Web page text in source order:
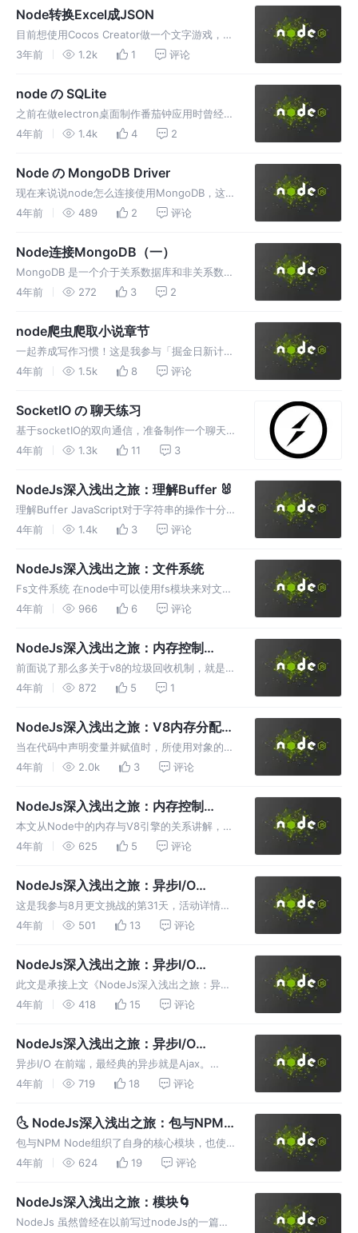
《JWTの求生指南》
Node转换Excel成JSON
目前想使用Cocos Creator做一个文字游戏，类
似于我的人生重开模拟器。数据通过node-xlsx
3年前 1.2k 1 评论
node の SQLite
之前在做electron桌面制作番茄钟应用时曾经想
过用数据库存储数据，一开始打算mongodb，
SQLite了
4年前 1.4k 4 2
Node の MongoDB Driver
现在来说说node怎么连接使用MongoDB，这
里主要讲Node.js MongoDB Driver库的使用，
4年前 489 2 评论
Node连接MongoDB（一）
MongoDB 是一个介于关系数据库和非关系数据
库之间的产品，是非关系数据库当中功能最丰
4年前 272 3 2
node爬虫爬取小说章节
一起养成写作习惯！这是我参与「掘金日新计划
· 4 月更文挑战」的第6天，点击查看活动详
用node写写爬虫吧
4年前 1.5k 8 评论
SocketIO の 聊天练习
基于socketIO的双向通信，准备制作一个聊天
界面。聊天界面的大体样式参考于微信界面，后
4年前 1.3k 11 3
NodeJs深入浅出之旅：理解Buffer 🐰
理解Buffer JavaScript对于字符串的操作十分
友好 Buffer是一个像Array的对象，主要用于操
4年前 1.4k 3 评论
NodeJs深入浅出之旅：文件系统
Fs文件系统 在node中可以使用fs模块来对文件
进行读写等操作。其实有关于fs文件系统模块最
4年前 966 6 评论
NodeJs深入浅出之旅：内存控制
（下）🐯
前面说了那么多关于v8的垃圾回收机制，就是
说明开发者需要让垃圾回收机更加高效的使用，
的方式进行I/O操作
4年前 872 5 1
NodeJs深入浅出之旅：V8内存分配
🧙‍♂️
当在代码中声明变量并赋值时，所使用对象的内
存就分配在堆中。如果已申请的堆空闲内存不够
小超过V8的限制
4年前 2.0k 3 评论
NodeJs深入浅出之旅：内存控制
（上）🐍
本文从Node中的内存与V8引擎的关系讲解，因
为Node在发展历程中离不开V8。重点在讲述
网页渲染流程图谱
4年前 625 5 评论
NodeJs深入浅出之旅：异步I/O
（下）🐂
这是我参与8月更文挑战的第31天，活动详情查
看：8月更文挑战。Promise/Deferred模式采
4年前 501 13 评论
NodeJs深入浅出之旅：异步I/O
（中）🐉
此文是承接上文《NodeJs深入浅出之旅：异步
I/O （上）》的，所以对于监听器的介绍可以查
4年前 418 15 评论
NodeJs深入浅出之旅：异步I/O
（上）🐋
异步I/O 在前端，最经典的异步就是Ajax。
Node是首个大规模将异步I/O应用在应用层上的
4年前 719 18 评论
🌜 NodeJs深入浅出之旅：包与NPM
🌛
包与NPM Node组织了自身的核心模块，也使
得第三方文件模块可以有序的编写和使用。 但
在各地的，相互之间不能直接引用
4年前 624 19 评论
NodeJs深入浅出之旅：模块🌀
NodeJs 虽然曾经在以前写过nodeJs的一篇文